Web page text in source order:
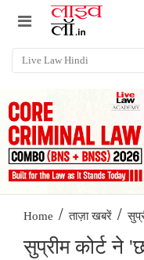
Home / ताज़ा खबरें /
सुप्रीम कोर्ट ने